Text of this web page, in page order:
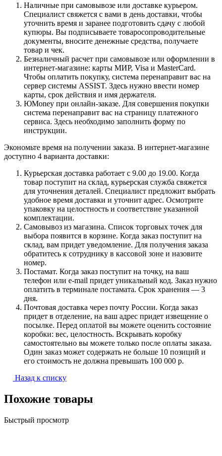
Наличные при самовывозе или доставке курьером.
Специалист свяжется с вами в день доставки, чтобы
уточнить время и заранее подготовить сдачу с любой
купюры. Вы подписываете товаросопроводительные
документы, вносите денежные средства, получаете
товар и чек.
Безналичный расчет при самовывозе или оформлении в
интернет-магазине: карты МИР, Visa и MasterCard.
Чтобы оплатить покупку, система перенаправит вас на
сервер системы ASSIST. Здесь нужно ввести номер
карты, срок действия и имя держателя.
ЮMoney при онлайн-заказе. Для совершения покупки
система перенаправит вас на страницу платежного
сервиса. Здесь необходимо заполнить форму по
инструкции.
Экономьте время на получении заказа. В интернет-магазине
доступно 4 варианта доставки:
Курьерская доставка работает с 9.00 до 19.00. Когда
товар поступит на склад, курьерская служба свяжется
для уточнения деталей. Специалист предложит выбрать
удобное время доставки и уточнит адрес. Осмотрите
упаковку на целостность и соответствие указанной
комплектации.
Самовывоз из магазина. Список торговых точек для
выбора появится в корзине. Когда заказ поступит на
склад, вам придет уведомление. Для получения заказа
обратитесь к сотруднику в кассовой зоне и назовите
номер.
Постамат. Когда заказ поступит на точку, на ваш
телефон или e-mail придет уникальный код. Заказ нужно
оплатить в терминале постамата. Срок хранения — 3
дня.
Почтовая доставка через почту России. Когда заказ
придет в отделение, на ваш адрес придет извещение о
посылке. Перед оплатой вы можете оценить состояние
коробки: вес, целостность. Вскрывать коробку
самостоятельно вы можете только после оплаты заказа.
Один заказ может содержать не больше 10 позиций и
его стоимость не должна превышать 100 000 р.
Назад к списку
Похожие товары
Быстрый просмотр